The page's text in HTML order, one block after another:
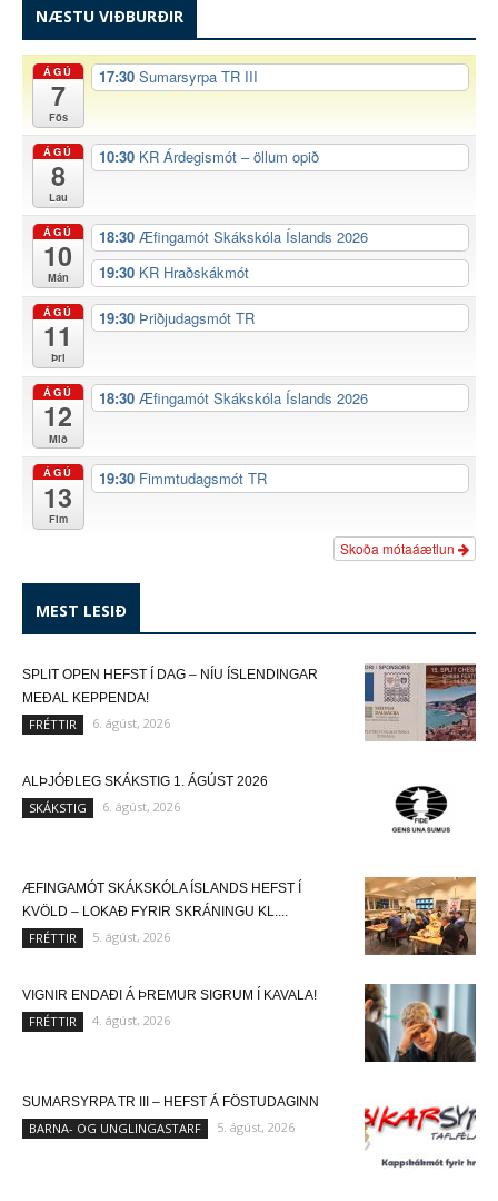
NÆSTU VIÐBURÐIR
ÁGÚ
7
Fös
17:30 Sumarsyrpa TR III
ÁGÚ
8
Lau
10:30 KR Árdegismót – öllum opið
ÁGÚ
10
Mán
18:30 Æfingamót Skákskóla Íslands 2026
19:30 KR Hraðskákmót
ÁGÚ
11
Þri
19:30 Þriðjudagsmót TR
ÁGÚ
12
Mið
18:30 Æfingamót Skákskóla Íslands 2026
ÁGÚ
13
Fim
19:30 Fimmtudagsmót TR
Skoða mótaáætlun
MEST LESIÐ
SPLIT OPEN HEFST Í DAG – NÍU ÍSLENDINGAR
MEÐAL KEPPENDA!
FRÉTTIR 6. ágúst, 2026
ALÞJÓÐLEG SKÁKSTIG 1. ÁGÚST 2026
SKÁKSTIG 6. ágúst, 2026
ÆFINGAMÓT SKÁKSKÓLA ÍSLANDS HEFST Í
KVÖLD – LOKAÐ FYRIR SKRÁNINGU KL....
FRÉTTIR 5. ágúst, 2026
VIGNIR ENDAÐI Á ÞREMUR SIGRUM Í KAVALA!
FRÉTTIR 4. ágúst, 2026
SUMARSYRPA TR III – HEFST Á FÖSTUDAGINN
BARNA- OG UNGLINGASTARF 5. ágúst, 2026